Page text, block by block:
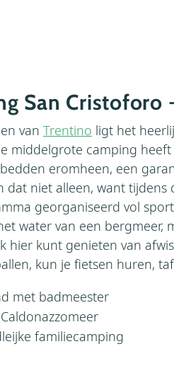
San Cristoforo
van Trentino ligt het
middelgrote camping
eromheen, een
dat niet alleen, want
georganiseerd vol
water van een bergmeer,
hier kunt genieten van
kun je fietsen huren,
met badmeester
familiecamping